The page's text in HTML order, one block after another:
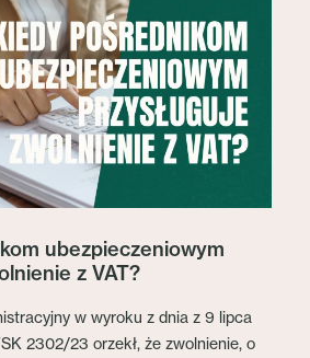
ubezpieczeniowym
z VAT?
w wyroku z dnia z 9 lipca
2302/23 orzekł, że zwolnienie, o